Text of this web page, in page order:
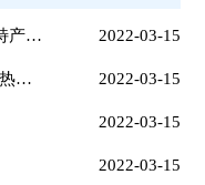
【走进临夏·品味河州】 临夏市农特产品区域公共品牌名征集活动 2022-03-15
关于公开征求《临夏市城市供热用热管理暂行办法》意见的通告 2022-03-15
2022-03-15
2022-03-15